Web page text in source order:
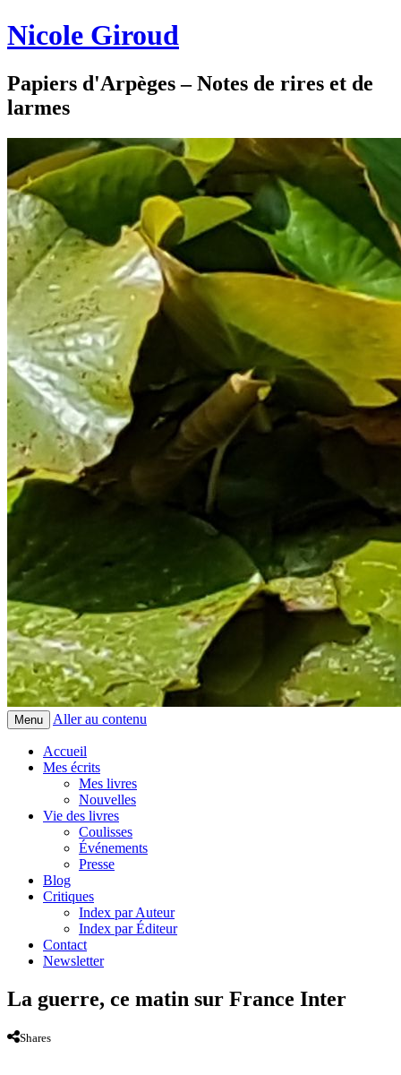
Nicole Giroud
Papiers d'Arpèges – Notes de rires et de
larmes
Menu Aller au contenu
Accueil
Mes écrits
Mes livres
Nouvelles
Vie des livres
Coulisses
Événements
Presse
Blog
Critiques
Index par Auteur
Index par Éditeur
Contact
Newsletter
La guerre, ce matin sur France Inter
Shares